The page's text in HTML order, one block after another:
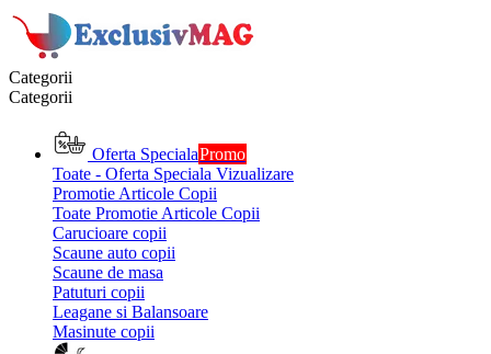
Categorii
Categorii
Oferta SpecialaPromo
Toate - Oferta Speciala Vizualizare
Promotie Articole Copii
Toate Promotie Articole Copii
Carucioare copii
Scaune auto copii
Scaune de masa
Patuturi copii
Leagane si Balansoare
Masinute copii